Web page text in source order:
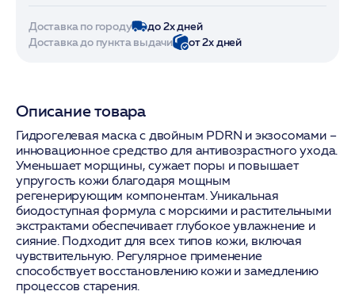
Доставка по городу
до 2х дней
Доставка до пункта выдачи
от 2х дней
Описание товара
Гидрогелевая маска с двойным PDRN и экзосомами –
инновационное средство для антивозрастного ухода.
Уменьшает морщины, сужает поры и повышает
упругость кожи благодаря мощным
регенерирующим компонентам. Уникальная
биодоступная формула с морскими и растительными
экстрактами обеспечивает глубокое увлажнение и
сияние. Подходит для всех типов кожи, включая
чувствительную. Регулярное применение
способствует восстановлению кожи и замедлению
процессов старения.